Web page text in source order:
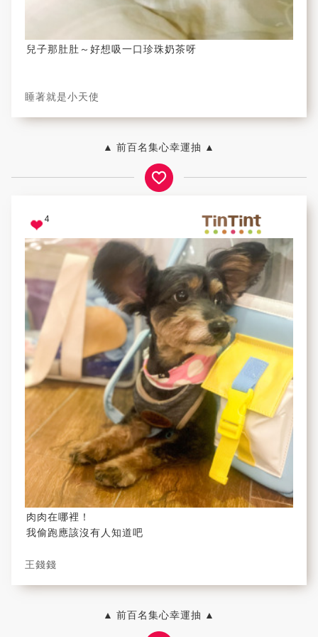
兒子那肚肚～好想吸一口珍珠奶茶呀
睡著就是小天使
▲ 前百名集心幸運抽 ▲
4
肉肉在哪裡！
我偷跑應該沒有人知道吧
王錢錢
▲ 前百名集心幸運抽 ▲